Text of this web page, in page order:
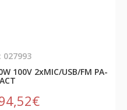
027993
100V 2xMIC/USB/FM PA-